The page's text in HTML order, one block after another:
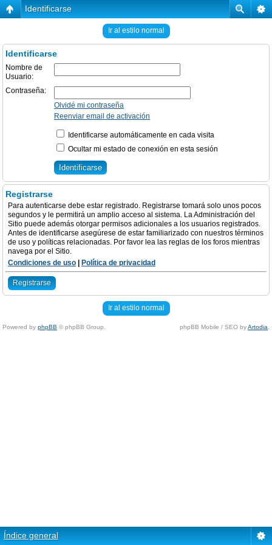
Identificarse
Ir al estilo normal
Identificarse
Nombre de
Usuario:
Contraseña:
Olvidé mi contraseña
Reenviar email de activación
Identificarse automáticamente en cada visita
Ocultar mi estado de conexión en esta sesión
Registrarse
Para autenticarse debe estar registrado. Registrarse tomará solo unos pocos
segundos y le permitirá un amplio acceso al sistema. La Administración del
Sitio puede además otorgar permisos adicionales a los usuarios registrados.
Antes de identificarse asegúrese de estar familiarizado con nuestros términos
de uso y políticas relacionadas. Por favor lea las reglas de los foros mientras
navega por el Sitio.
Condiciones de uso
Política de privacidad
Registrarse
Ir al estilo normal
Powered by phpBB © phpBB Group. phpBB Mobile / SEO byArtodia
Índice general